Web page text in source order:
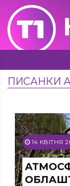
ПИСАНКИ
14 КВІТНЯ